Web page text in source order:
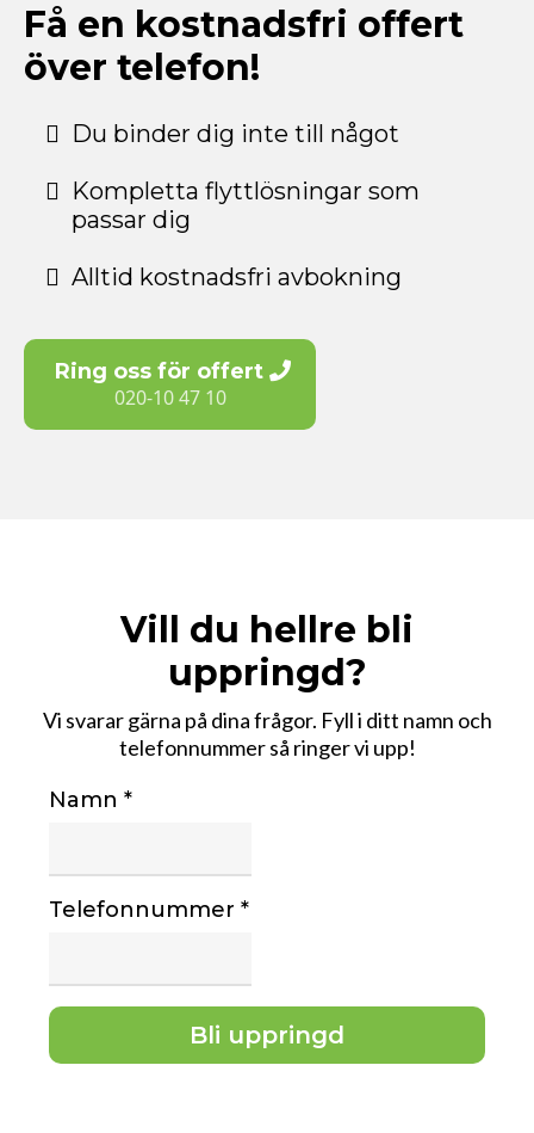
Få en kostnadsfri offert
över telefon!
Du binder dig inte till något
Kompletta flyttlösningar som
passar dig
Alltid kostnadsfri avbokning
Ring oss för offert
020-10 47 10
Vill du hellre bli
uppringd?
Vi svarar gärna på dina frågor. Fyll i ditt namn och
telefonnummer så ringer vi upp!
Namn *
Telefonnummer *
Bli uppringd